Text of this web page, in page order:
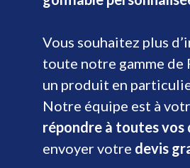
Vous souhaitez plus
toute notre gamme de
un produit en
Notre équipe est à
répondre à toutes vos
envoyer votre devis